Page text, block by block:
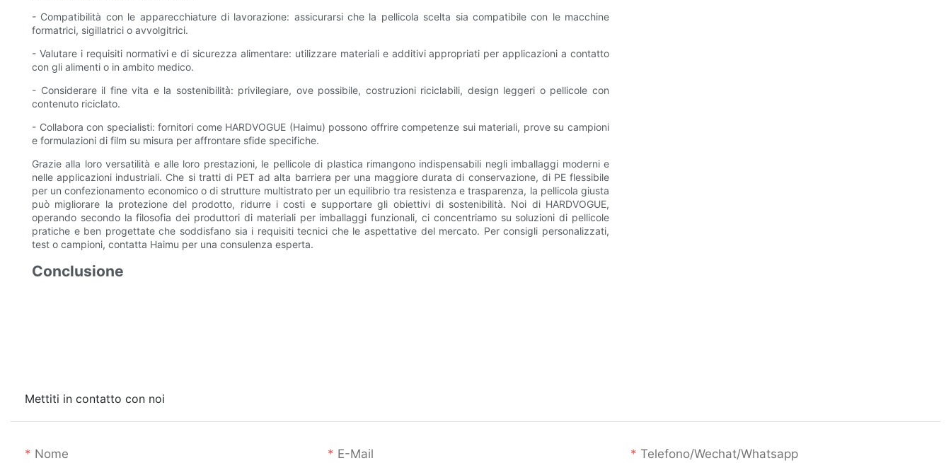
- Compatibilità con le apparecchiature di lavorazione: assicurarsi che la pellicola scelta sia compatibile con le macchine
formatrici, sigillatrici o avvolgitrici.
- Valutare i requisiti normativi e di sicurezza alimentare: utilizzare materiali e additivi appropriati per applicazioni a contatto
con gli alimenti o in ambito medico.
- Considerare il fine vita e la sostenibilità: privilegiare, ove possibile, costruzioni riciclabili, design leggeri o pellicole con
contenuto riciclato.
- Collabora con specialisti: fornitori come HARDVOGUE (Haimu) possono offrire competenze sui materiali, prove su campioni
e formulazioni di film su misura per affrontare sfide specifiche.
Grazie alla loro versatilità e alle loro prestazioni, le pellicole di plastica rimangono indispensabili negli imballaggi moderni e
nelle applicazioni industriali. Che si tratti di PET ad alta barriera per una maggiore durata di conservazione, di PE flessibile
per un confezionamento economico o di strutture multistrato per un equilibrio tra resistenza e trasparenza, la pellicola giusta
può migliorare la protezione del prodotto, ridurre i costi e supportare gli obiettivi di sostenibilità. Noi di HARDVOGUE,
operando secondo la filosofia dei produttori di materiali per imballaggi funzionali, ci concentriamo su soluzioni di pellicole
pratiche e ben progettate che soddisfano sia i requisiti tecnici che le aspettative del mercato. Per consigli personalizzati,
test o campioni, contatta Haimu per una consulenza esperta.
Conclusione
Mettiti in contatto con noi
Nome E-Mail Telefono/wechat/whatsapp